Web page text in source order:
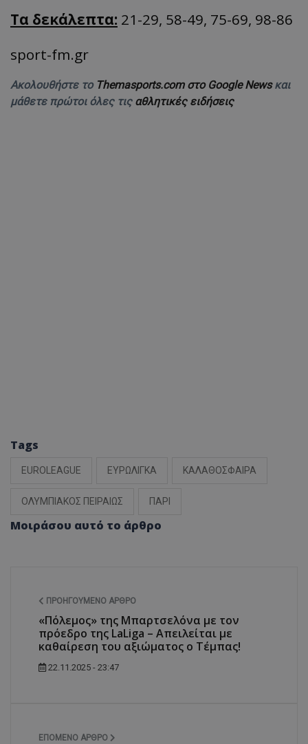
Τα δεκάλεπτα: 21-29, 58-49, 75-69, 98-86
sport-fm.gr
Ακολουθήστε το Themasports.com στο Google Newsκαι
μάθετε πρώτοι όλες τις αθλητικές ειδήσεις
Tags
EUROLEAGUE ΕΥΡΩΛΙΓΚΑ ΚΑΛΑΘΟΣΦΑΙΡΑ
ΟΛΥΜΠΙΑΚΟΣ ΠΕΙΡΑΙΩΣ ΠΑΡΙ
Μοιράσου αυτό το άρθρο
ΠΡΟΗΓΟΎΜΕΝΟ ΆΡΘΡΟ
«Πόλεμος» της Μπαρτσελόνα με τον
πρόεδρο της LaLiga – Απειλείται με
καθαίρεση του αξιώματος ο Τέμπας!
22.11.2025 - 23:47
ΕΠΌΜΕΝΟ ΆΡΘΡΟ